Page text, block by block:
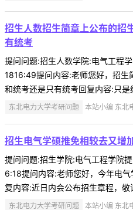
招生人数招生简章上公布的招
有统考
提问问题:招生人数学院:电气工
1816:49提问内容:老师您好，招生
和统考还是只有统考回复内容:只是
东北电力大学考研问题 本站小编 东
招生电气学硕推免相较去又增
提问问题:招生学院:电气工程学院
6:18提问内容:老师您好，今年电
复内容:近日内会公布招生章程，敬
东北电力大学考研问题 本站小编 东